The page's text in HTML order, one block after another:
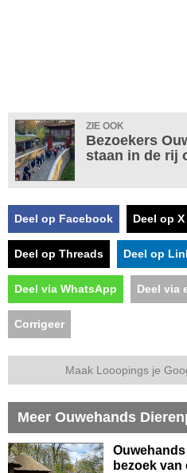
ZIE OOK
Bezoekers
staan in de rij
Deel op Facebook Deel op X
Deel op Threads Deel op
Deel via WhatsApp Deel via
Corrigeer
Maak Looopings je
Meer Ouwehands
bezoek